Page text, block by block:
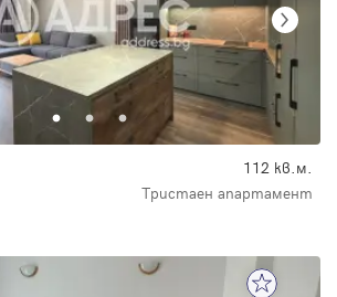
112 кв.м.
Тристаен апартамент